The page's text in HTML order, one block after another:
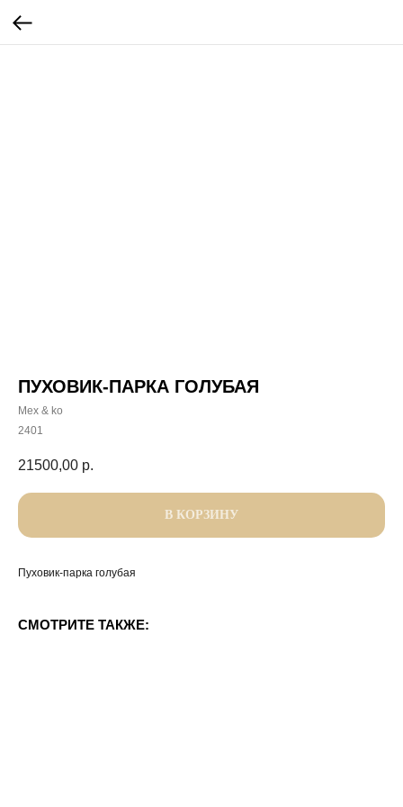
ПУХОВИК-ПАРКА ГОЛУБАЯ
Mex & ko
2401
21500,00 р.
В КОРЗИНУ
Пуховик-парка голубая
СМОТРИТЕ ТАКЖЕ: